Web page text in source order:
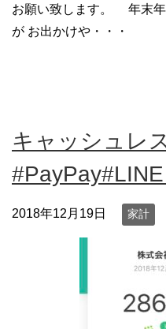
お願い致します。 年末年
が お出かけや・・・
キャッシュレ
2018年12月19日 家計